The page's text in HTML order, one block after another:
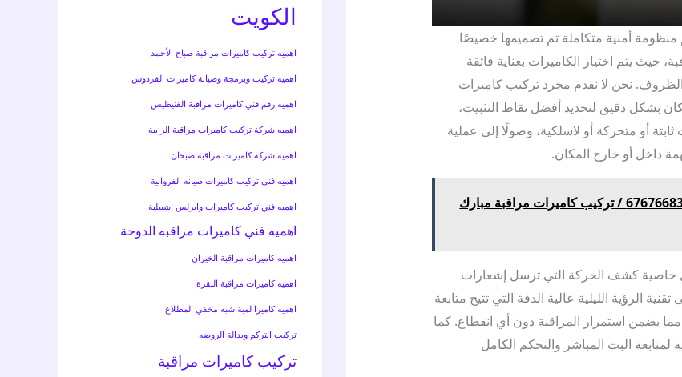
منظومة أمنية متكاملة تم تصميمها خصيصًا
حيث يتم اختيار الكاميرات بعناية فائقة
نحن لا نقدم مجرد تركيب كاميرات
بشكل دقيق لتحديد أفضل نقاط التثبيت،
ثابتة أو متحركة أو لاسلكية، وصولًا إلى عملية
داخل أو خارج المكان.
كاميرات مراقبة مبارك العبد الله / 67676683 / تركيب كاميرات مراقبة مبارك
خاصية كشف الحركة التي ترسل إشعارات
الرؤية الليلية عالية الدقة التي تتيح متابعة
يضمن استمرار المراقبة دون أي انقطاع. كما
لمتابعة البث المباشر والتحكم الكامل
الكويت
اهميه تركيب كاميرات مراقبة صباح الأحمد
اهميه تركيب وبرمجة وصيانة كاميرات الفردوس
اهميه رقم فني كاميرات مراقبة الفنيطيس
اهميه شركة تركيب كاميرات مراقبة الرابية
اهميه شركة كاميرات مراقبة صبحان
اهميه فني تركيب كاميرات صيانه الفروانية
اهميه فني تركيب كاميرات وايرلس اشبيلية
اهميه فني كاميرات مراقبه الدوحة
اهميه كاميرات مراقبة الخيران
اهميه كاميرات مراقبة النقرة
اهميه كاميرا لمبة شبه مخفي المطلاع
تركيب انتركم وبدالة الروضه
تركيب كاميرات مراقبة